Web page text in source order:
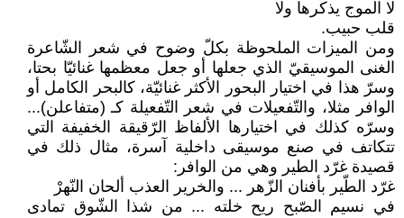
لا الموج يذكرها ولا
قلب حبيب.
ومن الميزات الملحوظة بكلّ وضوح في شعر الشّاعرة
الغنى الموسيقيّ الذي جعلها أو جعل معظمها غنائيّا بحتا،
وسرّ هذا في اختيار البحور الأكثر غنائيّة، كالبحر الكامل أو
الوافر مثلا، والتّفعيلات في شعر التّفعيلة كـ (متفاعلن)...
وسرّه كذلك في اختيارها الألفاظ الرّقيقة الخفيفة التي
تتكاتف في صنع موسيقى داخلية آسرة، مثال ذلك في
قصيدة غرّد الطير وهي من الوافر:
غرّد الطّير بأفنان الزّهر ... والخرير العذب ألحان النّهرْ
في نسيم الصّبح ريح خلته ... من شذا الشّوق تمادى